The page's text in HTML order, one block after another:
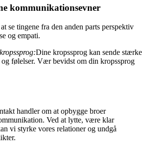
kommunikationsevner
se tingene fra den anden parts perspektiv
og empati.
Dine kropssprog kan sende stærke
følelser. Vær bevidst om din kropssprog
handler om at opbygge broer
Ved at lytte, være klar
vi styrke vores relationer og undgå